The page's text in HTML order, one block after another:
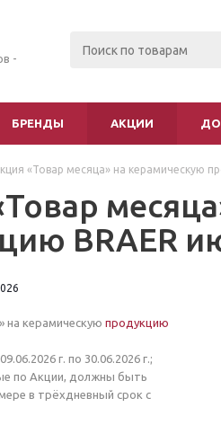
-
БРЕНДЫ АКЦИИ
«Товар месяца» на керамическую
BRAER
на керамическую продукцию
г. по 30.06.2026 г.;
по Акции, должны быть
в трёхдневный срок с